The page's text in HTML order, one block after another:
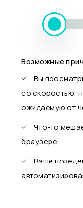
Возможные
Вы
со скоростью,
ожидаемую от
Что-то
браузере
Ваше